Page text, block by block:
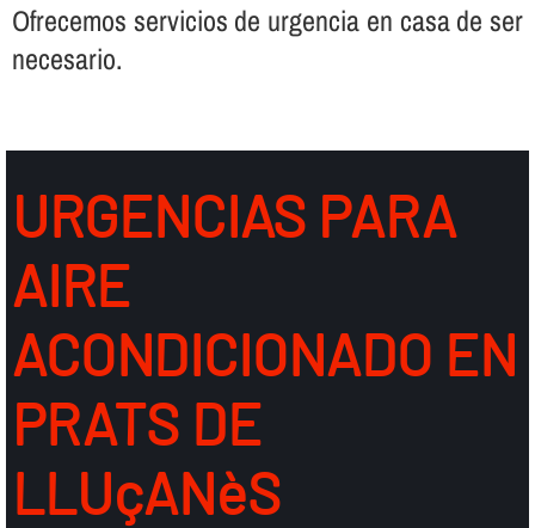
Ofrecemos servicios de urgencia en casa de ser
necesario.
URGENCIAS PARA
AIRE
ACONDICIONADO EN
PRATS DE
LLUçANèS